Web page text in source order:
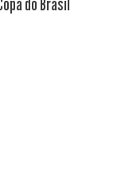
do Brasil